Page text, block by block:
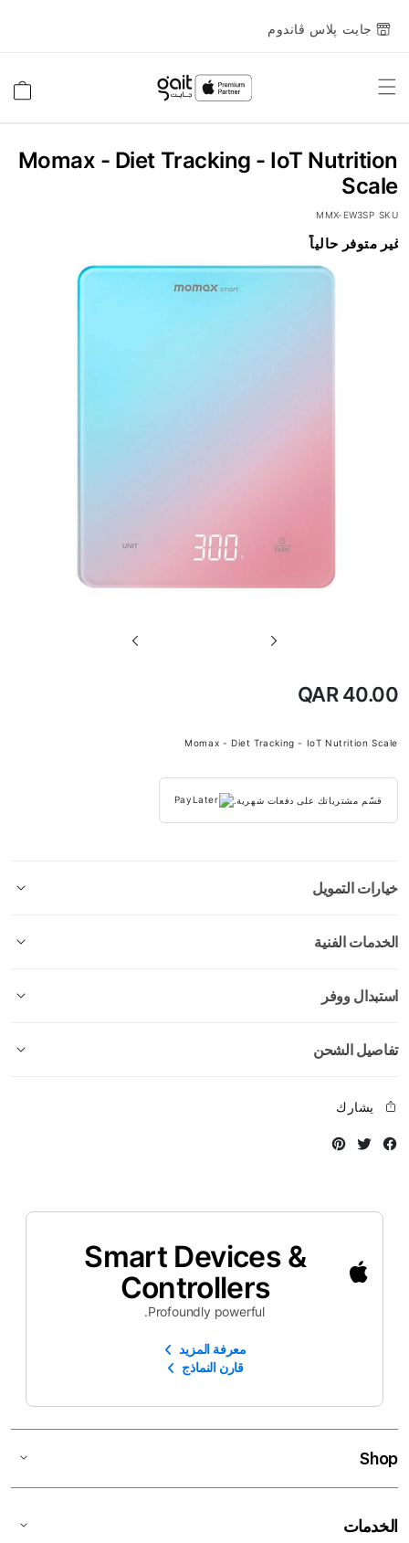
جايت پلاس ڤاندوم
Toggle
Momax - Diet Tracking - IoT Nutrition
Scale
SKU
MMX-EW3SP
انتقل
إلى
غير متوفر حالياً
معرض
QAR 40.00
Momax - Diet Tracking - IoT Nutrition Scale
قسّم مشترياتك على دفعات شهرية.
خيارات التمويل
الخدمات الفنية
استبدال ووفر
تفاصيل الشحن
يشارك
Facebook
Twitter
Smart Devices &
Controllers
Profoundly powerful.
معرفة المزيد
قارن النماذج
Shop
الخدمات